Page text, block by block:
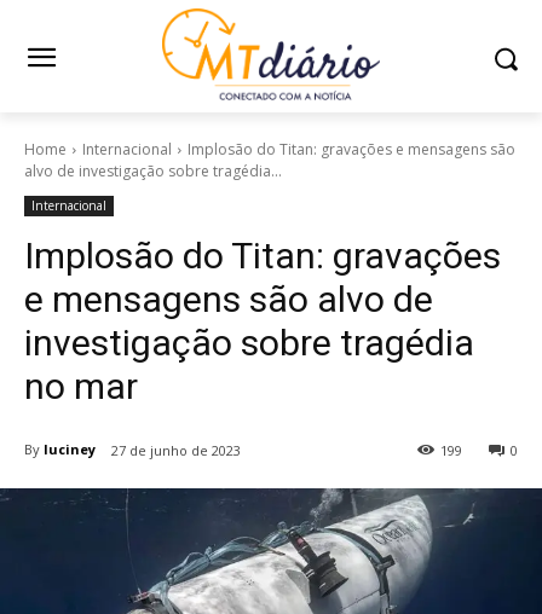
Home Internacional
Implosão do Titan: gravações e mensagens são
alvo de investigação sobre tragédia...
Internacional
Implosão do Titan: gravações
e mensagens são alvo de
investigação sobre tragédia
no mar
By luciney 27 de junho de 2023 0
199